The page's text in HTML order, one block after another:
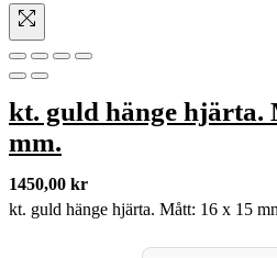
kt. guld hänge hjärta.
mm.
1450,00 kr
kt. guld hänge hjärta. Mått: 16 x 15